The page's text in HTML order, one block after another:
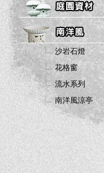
沙岩石燈
花格窗
流水系列
南洋風涼亭